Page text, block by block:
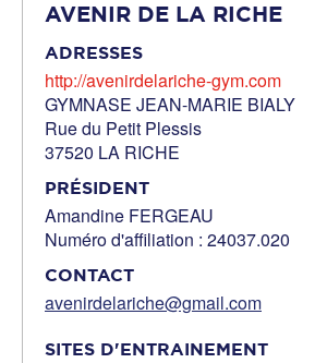
AVENIR DE LA RICHE
ADRESSES
http://avenirdelariche-gym.com
GYMNASE JEAN-MARIE BIALY
Rue du Petit Plessis
37520 LA RICHE
PRÉSIDENT
Amandine FERGEAU
Numéro d'affiliation : 24037.020
CONTACT
avenirdelariche@gmail.com
SITES D'ENTRAINEMENT